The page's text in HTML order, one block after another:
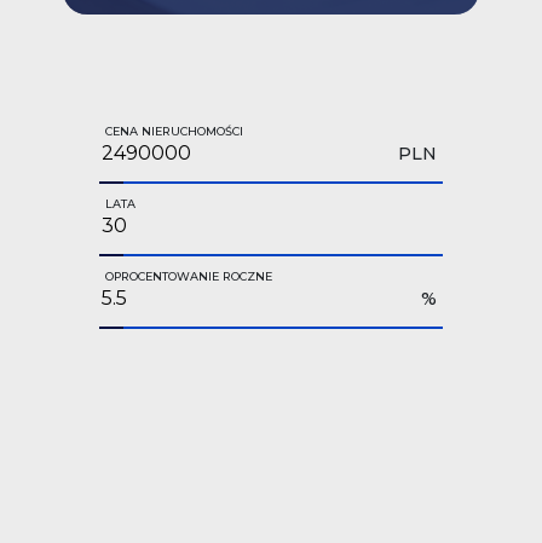
CENA NIERUCHOMOŚCI
PLN
LATA
OPROCENTOWANIE ROCZNE
%